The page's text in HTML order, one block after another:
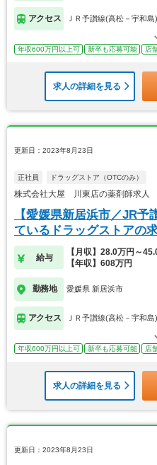
アクセス ＪＲ予讃線(高松－宇和
年収600万円以上可 新卒も応募可能 店
求人の詳細を見る
更新日：2023年8月23日
正社員 ドラッグストア（OTCのみ）
株式会社大屋 川東店の薬剤師求人
【愛媛県新居浜市／JR
ているドラッグストアの求
給与
【月収】28.0万円～
【年収】608万円
勤務地 愛媛県 新居浜市
アクセス ＪＲ予讃線(高松－宇和
年収600万円以上可 新卒も応募可能 店
求人の詳細を見る
更新日：2023年8月23日